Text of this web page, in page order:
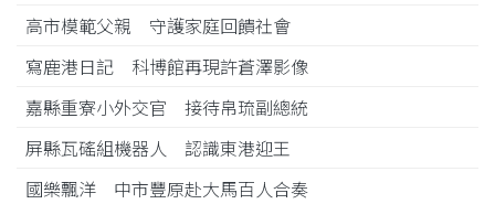
高市模範父親 守護家庭回饋社會
寫鹿港日記 科博館再現許蒼澤影像
嘉縣重寮小外交官 接待帛琉副總統
屏縣瓦磘組機器人 認識東港迎王
國樂飄洋 中市豐原赴大馬百人合奏